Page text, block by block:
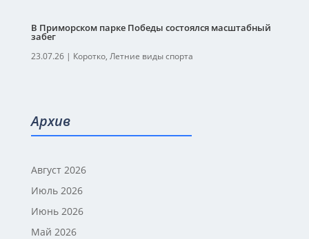
В Приморском парке Победы состоялся масштабный
забег
23.07.26| Коротко, Летние виды спорта
Архив
Август 2026
Июль 2026
Июнь 2026
Май 2026